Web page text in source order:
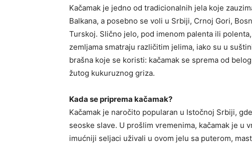
Kačamak je jedno od tradicionalnih jela koje
Balkana, a posebno se voli u Srbiji, Crnoj Gori,
Turskoj. Slično jelo, pod imenom palenta ili
zemljama smatraju različitim jelima, iako su u
brašna koje se koristi: kačamak se sprema od
žutog kukuruznog griza.
Kada se priprema kačamak?
Kačamak je naročito popularan u Istočnoj Srbiji,
seoske slave. U prošlim vremenima, kačamak je u
imućniji seljaci uživali u ovom jelu sa puterom,